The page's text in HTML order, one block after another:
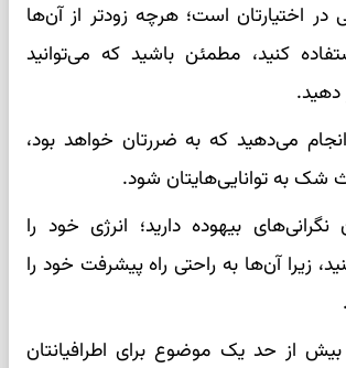
اختیارتان است؛ هرچه زودتر از آن‌ها
کنید، مطمئن باشید که می‌توانید
دهید.
انجام می‌دهید که به ضررتان خواهد بود،
شک به توانایی‌هایتان شود.
نگرانی‌های بیهوده دارید؛ انرژی خود را
زیرا آن‌ها به راحتی راه پیشرفت خود را
از حد یک موضوع برای اطرافیانتان